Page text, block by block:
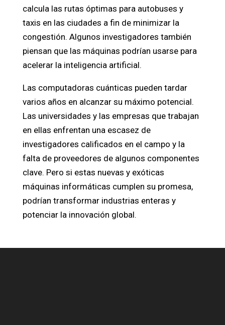
calcula las rutas óptimas para autobuses y
taxis en las ciudades a fin de minimizar la
congestión. Algunos investigadores también
piensan que las máquinas podrían usarse para
acelerar la inteligencia artificial.
Las computadoras cuánticas pueden tardar
varios años en alcanzar su máximo potencial.
Las universidades y las empresas que trabajan
en ellas enfrentan una escasez de
investigadores calificados en el campo y la
falta de proveedores de algunos componentes
clave. Pero si estas nuevas y exóticas
máquinas informáticas cumplen su promesa,
podrían transformar industrias enteras y
potenciar la innovación global.